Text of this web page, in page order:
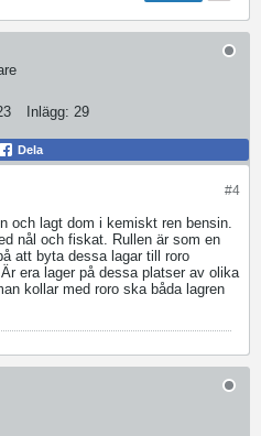
Inlägg: 29
Dela
#4
och lagt dom i kemiskt ren bensin.
nål och fiskat. Rullen är som en
att byta dessa lagar till roro
era lager på dessa platser av olika
kollar med roro ska båda lagren